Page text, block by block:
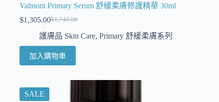
Valmont Primary Serum 舒緩柔膚修護精華 30ml
$1,740.00
$1,305.00
護膚品 Skin Care, Primary 舒緩柔膚系列
加入購物車
SALE